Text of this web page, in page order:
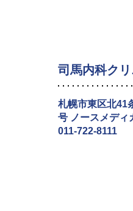
司馬内科ク
札幌市東区北41
号 ノースメディ
011-722-8111